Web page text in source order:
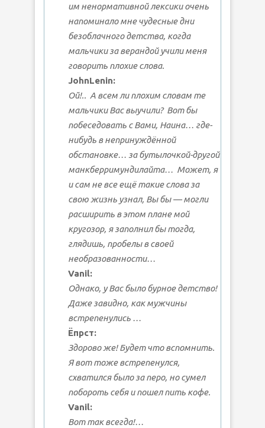
им ненормативной лексики очень
напоминало мне чудесные дни
безоблачного детства, когда
мальчики за верандой учили меня
говорить плохие слова.
JohnLenin:
Ой!.. А всем липлохим словам те
мальчики Вас выучили? Вот бы
побеседовать с Вами, Наина… где-
нибудь в непринуждённой
обстановке… за бутылочкой-другой
манкберримундилайта… Может, я
и сам не все ещё такие слова за
свою жизнь узнал, Вы бы — могли
расширить в этом плане мой
кругозор, я заполнил бы тогда,
глядишь, пробелы в своей
необразованности…
Vanil:
Однако, у Вас было бурное детство!
Даже завидно, как мужчины
встрепенулись …
Ёпрст:
Здорово же!Будет что вспомнить.
Я вот тоже встрепенулся,
схватился было за перо, но сумел
побороть себя и пошел пить кофе.
Vanil:
Вот так всегда!…